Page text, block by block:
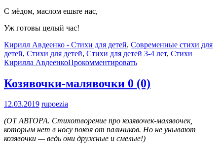
С мёдом, маслом ешьте нас,
Уж готовы целый час!
Кирилл Авдеенко - Стихи для детей, Современные стихи для
детей, Стихи для детей, Стихи для детей 3-4 лет, Стихи
Кирилла АвдеенкоПрокомментировать
Козявочки-малявочки 0 (0)
12.03.2019 rupoezia
(ОТ АВТОРА. Стихотворение про козявочек-малявочек,
которым нет в носу покоя от пальчиков. Но не унывают
козявочки — ведь они дружные и смелые!)